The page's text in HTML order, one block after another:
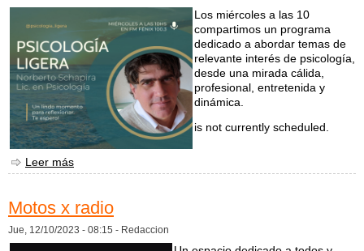
Los miércoles a las 10
compartimos un programa
dedicado a abordar temas de
relevante interés de psicología,
desde una mirada cálida,
profesional, entretenida y
dinámica.
is not currently scheduled.
Leer más
Motos x radio
Jue, 12/10/2023 - 08:15 - Redaccion